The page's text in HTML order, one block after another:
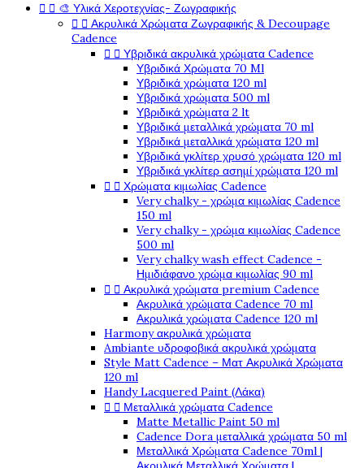
  🎨 Υλικά Χεροτεχνίας- Ζωγραφικής
  Ακρυλικά Χρώματα Ζωγραφικής & Decoupage
Cadence
  Υβριδικά ακρυλικά χρώματα Cadence
Υβριδικά Χρώματα 70 Ml
Υβριδικά χρώματα 120 ml
Υβριδικά χρώματα 500 ml
Υβριδικά χρώματα 2 lt
Υβριδικά μεταλλικά χρώματα 70 ml
Υβριδικά μεταλλικά χρώματα 120 ml
Υβριδικά γκλίτερ χρυσό χρώματα 120 ml
Υβριδικά γκλίτερ ασημί χρώματα 120 ml
  Χρώματα κιμωλίας Cadence
Very chalky - χρώμα κιμωλίας Cadence
150 ml
Very chalky - χρώμα κιμωλίας Cadence
500 ml
Very chalky wash effect Cadence -
Ημιδιάφανο χρώμα κιμωλίας 90 ml
  Ακρυλικά χρώματα premium Cadence
Ακρυλικά χρώματα Cadence 70 ml
Ακρυλικά χρώματα Cadence 120 ml
Harmony ακρυλικά χρώματα
Ambiante υδροφοβικά ακρυλικά χρώματα
Style Matt Cadence – Ματ Ακρυλικά Χρώματα
120 ml
Handy Lacquered Paint (Λάκα)
  Μεταλλικά χρώματα Cadence
Matte Metallic Paint 50 ml
Cadence Dora μεταλλικά χρώματα 50 ml
Μεταλλικά Χρώματα Cadence 70ml |